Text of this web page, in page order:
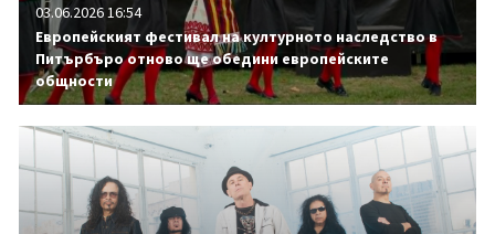
03.06.2026 16:54
Европейският фестивал на културното наследство в
Питърбъро отново ще обедини европейските
общности